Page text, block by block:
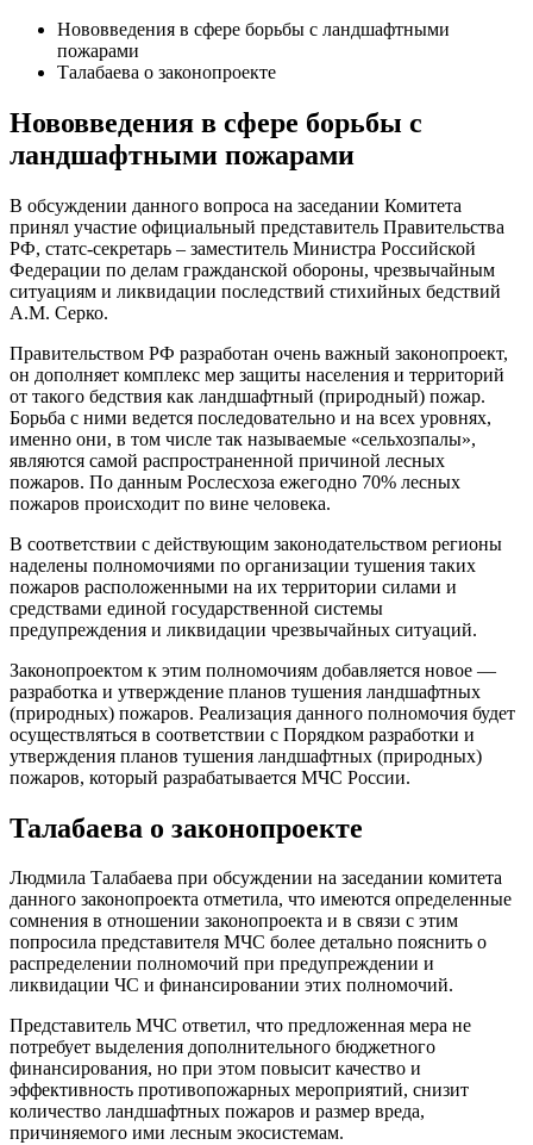
Нововведения в сфере борьбы с ландшафтными
пожарами
Талабаева о законопроекте
Нововведения в сфере борьбы с
ландшафтными пожарами
В обсуждении данного вопроса на заседании Комитета
принял участие официальный представитель Правительства
РФ, статс-секретарь – заместитель Министра Российской
Федерации по делам гражданской обороны, чрезвычайным
ситуациям и ликвидации последствий стихийных бедствий
А.М. Серко.
Правительством РФ разработан очень важный законопроект,
он дополняет комплекс мер защиты населения и территорий
от такого бедствия как ландшафтный (природный) пожар.
Борьба с ними ведется последовательно и на всех уровнях,
именно они, в том числе так называемые «сельхозпалы»,
являются самой распространенной причиной лесных
пожаров. По данным Рослесхоза ежегодно 70% лесных
пожаров происходит по вине человека.
В соответствии с действующим законодательством регионы
наделены полномочиями по организации тушения таких
пожаров расположенными на их территории силами и
средствами единой государственной системы
предупреждения и ликвидации чрезвычайных ситуаций.
Законопроектом к этим полномочиям добавляется новое —
разработка и утверждение планов тушения ландшафтных
(природных) пожаров. Реализация данного полномочия будет
осуществляться в соответствии с Порядком разработки и
утверждения планов тушения ландшафтных (природных)
пожаров, который разрабатывается МЧС России.
Талабаева о законопроекте
Людмила Талабаева при обсуждении на заседании комитета
данного законопроекта отметила, что имеются определенные
сомнения в отношении законопроекта и в связи с этим
попросила представителя МЧС более детально пояснить о
распределении полномочий при предупреждении и
ликвидации ЧС и финансировании этих полномочий.
Представитель МЧС ответил, что предложенная мера не
потребует выделения дополнительного бюджетного
финансирования, но при этом повысит качество и
эффективность противопожарных мероприятий, снизит
количество ландшафтных пожаров и размер вреда,
причиняемого ими лесным экосистемам.